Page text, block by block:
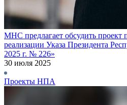
МНС предлагает обсудить проект
реализации Указа Президента
2025 г. № 226»
30 июля 2025
Проекты НПА